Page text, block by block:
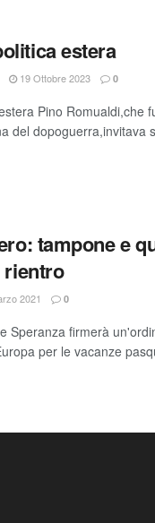
estera
19 Ottobre 2023 0
Pino Romualdi,che
del dopoguerra,invitava
tampone e
2021 0
Speranza firmerà
per le vacanze